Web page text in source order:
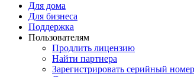
Для дома
Для бизнеса
Поддержка
Пользователям
Продлить лицензию
Найти партнера
Зарегистрировать серийный номер